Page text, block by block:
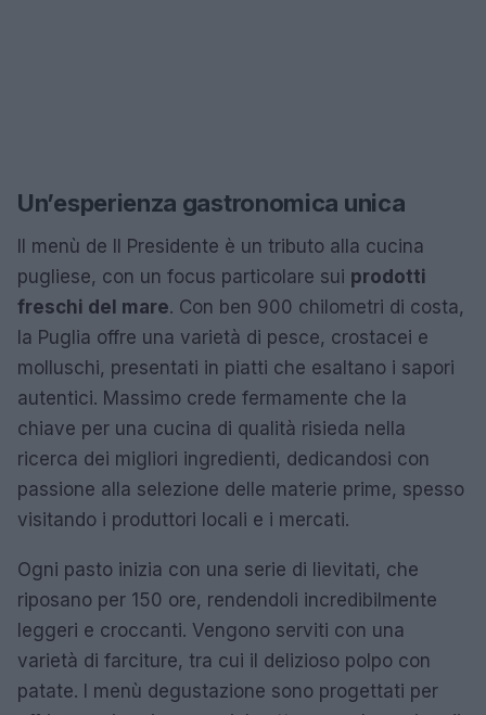
Un’esperienza gastronomica unica
Il menù de Il Presidente è un tributo alla cucina
pugliese, con un focus particolare sui prodotti
freschi del mare. Con ben 900 chilometri di costa,
la Puglia offre una varietà di pesce, crostacei e
molluschi, presentati in piatti che esaltano i sapori
autentici. Massimo crede fermamente che la
chiave per una cucina di qualità risieda nella
ricerca dei migliori ingredienti, dedicandosi con
passione alla selezione delle materie prime, spesso
visitando i produttori locali e i mercati.
Ogni pasto inizia con una serie di lievitati, che
riposano per 150 ore, rendendoli incredibilmente
leggeri e croccanti. Vengono serviti con una
varietà di farciture, tra cui il delizioso polpo con
patate. I menù degustazione sono progettati per